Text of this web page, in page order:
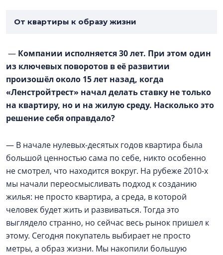
От квартиры к образу жизни
— Компании исполняется 30 лет. При этом один
из ключевых поворотов в её развитии
произошёл около 15 лет назад, когда
«Ленстройтрест» начал делать ставку не только
на квартиру, но и на жилую среду. Насколько это
решение себя оправдало?
— В начале нулевых-десятых годов квартира была
большой ценностью сама по себе, никто особенно
не смотрел, что находится вокруг. На рубеже 2010-х
мы начали переосмысливать подход к созданию
жилья: не просто квартира, а среда, в которой
человек будет жить и развиваться. Тогда это
выглядело странно, но сейчас весь рынок пришел к
этому. Сегодня покупатель выбирает не просто
метры, а образ жизни. Мы накопили большую